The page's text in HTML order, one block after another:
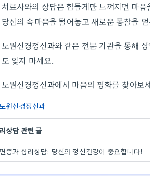
치료사와의 상담은 힘들게만 느껴지던 마
당신의 속마음을 털어놓고 새로운 통찰을
노원신경정신과와 같은 전문 기관을 통해
도 잊지 마세요.
노원신경정신과에서 마음의 평화를 찾아보
원신경정신과
상담 관련 글
증과 심리상담: 당신의 정신건강이 중요합니다!